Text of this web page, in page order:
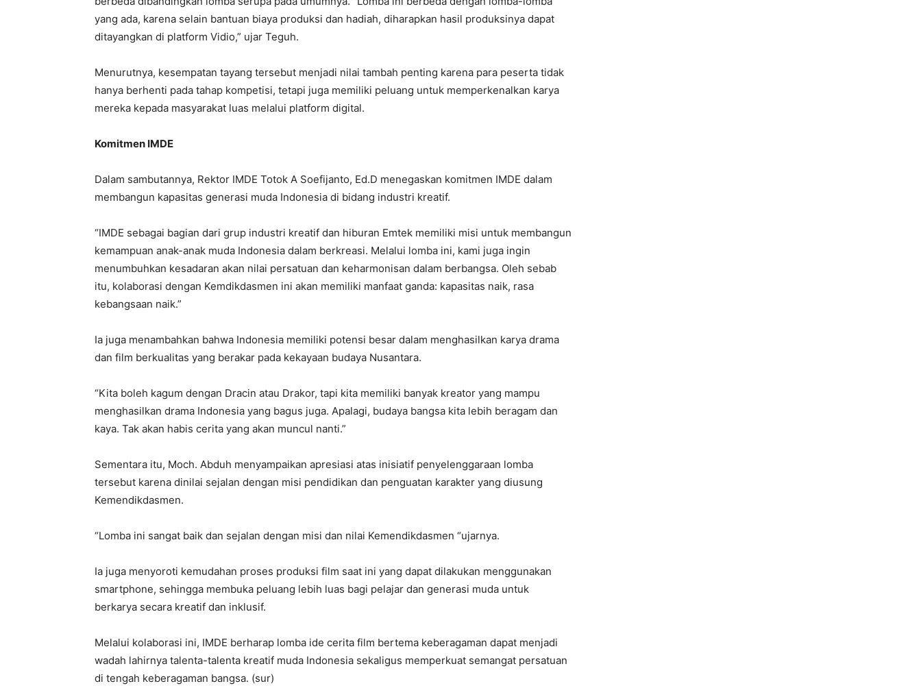
yang ada, karena selain bantuan biaya produksi dan hadiah, diharapkan hasil produksinya dapat
ditayangkan di platform Vidio,” ujar Teguh.
Menurutnya, kesempatan tayang tersebut menjadi nilai tambah penting karena para peserta tidak
hanya berhenti pada tahap kompetisi, tetapi juga memiliki peluang untuk memperkenalkan karya
mereka kepada masyarakat luas melalui platform digital.
Komitmen IMDE
Dalam sambutannya, Rektor IMDE Totok A Soefijanto, Ed.D menegaskan komitmen IMDE dalam
membangun kapasitas generasi muda Indonesia di bidang industri kreatif.
“IMDE sebagai bagian dari grup industri kreatif dan hiburan Emtek memiliki misi untuk membangun
kemampuan anak-anak muda Indonesia dalam berkreasi. Melalui lomba ini, kami juga ingin
menumbuhkan kesadaran akan nilai persatuan dan keharmonisan dalam berbangsa. Oleh sebab
itu, kolaborasi dengan Kemdikdasmen ini akan memiliki manfaat ganda: kapasitas naik, rasa
kebangsaan naik.”
Ia juga menambahkan bahwa Indonesia memiliki potensi besar dalam menghasilkan karya drama
dan film berkualitas yang berakar pada kekayaan budaya Nusantara.
“Kita boleh kagum dengan Dracin atau Drakor, tapi kita memiliki banyak kreator yang mampu
menghasilkan drama Indonesia yang bagus juga. Apalagi, budaya bangsa kita lebih beragam dan
kaya. Tak akan habis cerita yang akan muncul nanti.”
Sementara itu, Moch. Abduh menyampaikan apresiasi atas inisiatif penyelenggaraan lomba
tersebut karena dinilai sejalan dengan misi pendidikan dan penguatan karakter yang diusung
Kemendikdasmen.
“Lomba ini sangat baik dan sejalan dengan misi dan nilai Kemendikdasmen “ujarnya.
Ia juga menyoroti kemudahan proses produksi film saat ini yang dapat dilakukan menggunakan
smartphone, sehingga membuka peluang lebih luas bagi pelajar dan generasi muda untuk
berkarya secara kreatif dan inklusif.
Melalui kolaborasi ini, IMDE berharap lomba ide cerita film bertema keberagaman dapat menjadi
wadah lahirnya talenta-talenta kreatif muda Indonesia sekaligus memperkuat semangat persatuan
di tengah keberagaman bangsa. (sur)